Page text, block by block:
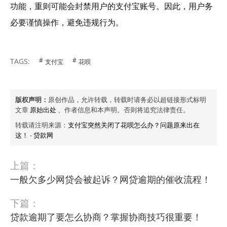
功能，重则可能会封禁用户的支付宝账号。因此，用户务
必要谨慎操作，避免违规行为。
TAGS: 支付宝 花呗
版权声明： 原创作品，允许转载，转载时请务必以超链接形式标明
文章 原始出处 、作者信息和本声明。否则将追究法律责任。
转载请注明来源： 支付宝突然关闭了花呗怎么办？问题原来出在
这！ -贷款网
上篇：
一般欠多少网贷会被起诉？网贷逾期的催收流程！
下篇：
贷款逾期了要怎么协商？掌握协商技巧很重要！